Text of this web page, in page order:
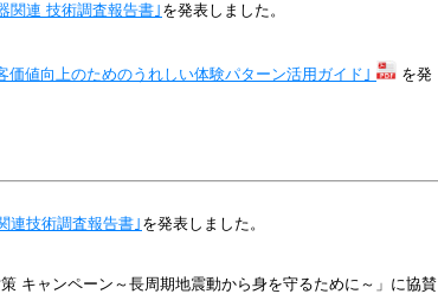
関連 技術調査報告書｣ を発表しました。
価値向上のためのうれしい体験パターン活用ガイド｣
を発
連技術調査報告書｣を発表しました。
キャンペーン～長周期地震動から身を守るために～」に協賛